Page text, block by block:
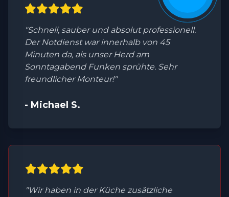
"Schnell, sauber und absolut professionell.
Der Notdienst war innerhalb von 45
Minuten da, als unser Herd am
Sonntagabend Funken sprühte. Sehr
freundlicher Monteur!"
- Michael S.
"Wir haben in der Küche zusätzliche